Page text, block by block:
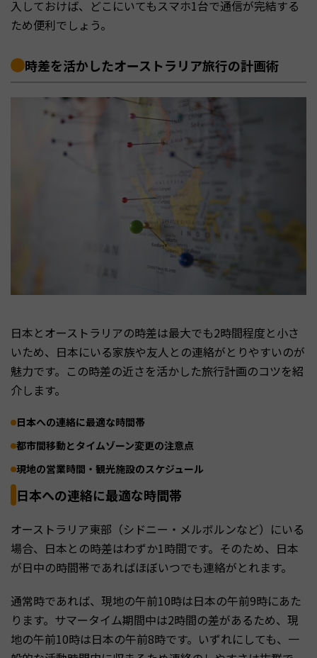
入しておけば、どこにいてもスマホ1台で通信が完結する
ため便利でしょう。
時差を活かしたオーストラリア旅行の計画術
日本とオーストラリアの時差は最大でも2時間程度と小さ
いため、日本にいる家族や友人との連絡がとりやすいのが
魅力です。この時差の近さを活かした旅行計画のコツを紹
介します。
日本への連絡に最適な時間帯
都市間移動とタイムゾーン変更の注意点
現地の営業時間・観光施設のスケジュール
日本への連絡に最適な時間帯
オーストラリア東部（シドニー・メルボルンなど）にいる
場合、日本との時差はわずか1時間です。そのため、日本
が日中の時間帯であればほぼいつでも連絡がとれます。
通常時であれば、現地の午前10時は日本の午前9時にあた
ります。サマータイム期間中は2時間の差があるため、現
地の午前10時は日本の午前8時です。いずれにしても、一